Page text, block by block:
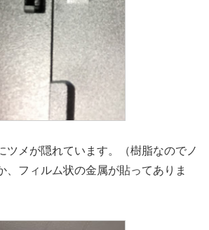
ツメが隠れています。（樹脂なのでノ
、フィルム状の金属が貼ってありま